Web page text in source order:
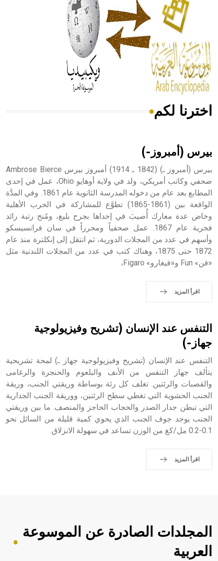
- هل تعلم أن المرجان إفراز حيواني يتكون في البحر ويتركب
من مادة كربونات الكلسيوم، وهو أحمر أو شديد الحمرة وهو
أجود أنواعه، ويمتاز بكبر الحجم ويسمى الش
هل تعلم أن الأبسيد كلمة فرنسية اللفظ تم اعتمادها مصطلحاً
- هل تعلم أن أبجر Abgar اسم معروف جيداً يعود إلى عدد من
الملوك الذين حكموا مدينة إديسا (الرها) من أبجر الأول وحتى
التاسع، وهم ينتسبون إلى أسرة أوسروين
حيث تقتصر القيمة الصوتية للعلامة الك
اخترنا لكم
بيرس (أمبروز-)
بيرس (أمبروز ـ) (1842 ـ 1914) أمبروز بيرس Ambrose Bierce
صحفي وكاتب أمريكي، ولد في ولاية أوهايو Ohio، عمل في إحدى
المطابع بعد عام من دخوله المدرسة الثانوية عام 1861. وفي المدَّة
الواقعة بين (1861-1865) تطوَّع للمشاركة في الحرب الأهلية
وخاض عدة معارك أُصيبَ في إحداها بجرح بليغ، ومُنح رتبة رائد
فخرية عام 1867. عمل صحفياً ومحرراً في سان فرانسيسكو
وأسهم في عدد من المجلات الدورية، ثم انتقل إلى إنكلترة منذ عام
1872 حتى 1875، وهناك كتب في عدد من المجلات اللندنية مثل
«فن» Fun و«فيغارو» Figaro،
اقرأ المزيد
التنفس عند الإنسان (تشريح وفيزيولوجية
جهاز-)
التنفس عند الإنسان (تشريح وفيزيولوجية جهاز ـ) لمحة تشريحية
يتألف جهاز التنفس من الأنف والبلعوم والحنجرة والرغامى
والقصبات والرئتين. تغلف كل رئة بوساطة وريقتي الجنب، وريقة
الجنب الحشوية التي تغطي سطح الرئتين، ووريقة الجنب الجدارية
التي تبطن جدار الصدر والحجاب الحاجز والمنصف. ما بين وريقتي
الجنب يوجد جوف الجنب الذي يحوي كمية قليلة من السائل نحو
0.1-0.2 مل/كغ من الوزن تساعد في سهولة الانزلاق.
اقرأ المزيد
المجلدات الصادرة عن الموسوعة
العربية